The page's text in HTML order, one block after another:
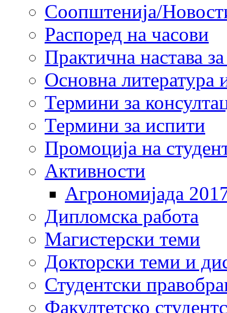
Соопштенија/
Распоред на часови
Практична настава
Основна литература
Термини за
Термини за испити
Промоција на
Активности
Агрономијада
Дипломска работа
Магистерски теми
Докторски теми и
Студентски
Факултетско